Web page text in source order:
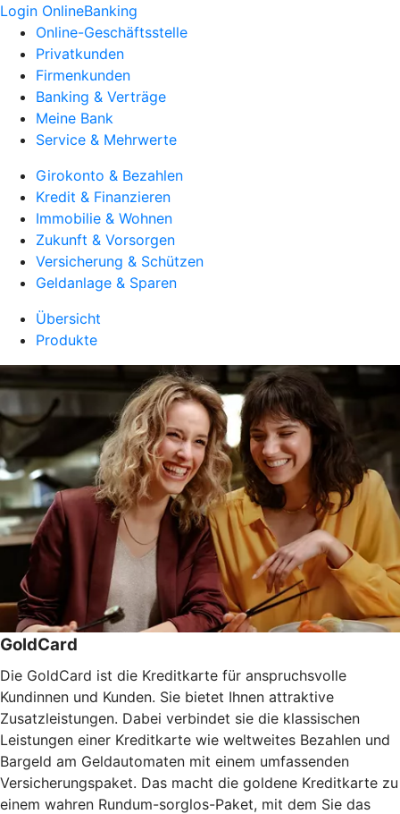
Login OnlineBanking
Online-Geschäftsstelle
Privatkunden
Firmenkunden
Banking & Verträge
Meine Bank
Service & Mehrwerte
Girokonto & Bezahlen
Kredit & Finanzieren
Immobilie & Wohnen
Zukunft & Vorsorgen
Versicherung & Schützen
Geldanlage & Sparen
Übersicht
Produkte
GoldCard
Die GoldCard ist die Kreditkarte für anspruchsvolle
Kundinnen und Kunden. Sie bietet Ihnen attraktive
Zusatzleistungen. Dabei verbindet sie die klassischen
Leistungen einer Kreditkarte wie weltweites Bezahlen und
Bargeld am Geldautomaten mit einem umfassenden
Versicherungspaket. Das macht die goldene Kreditkarte zu
einem wahren Rundum-sorglos-Paket, mit dem Sie das